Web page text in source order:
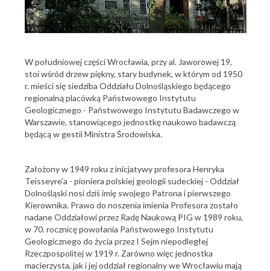
W południowej części Wrocławia, przy al. Jaworowej 19,
stoi wśród drzew piękny, stary budynek, w którym od 1950
r. mieści się siedziba Oddziału Dolnośląskiego będącego
regionalną placówką Państwowego Instytutu
Geologicznego - Państwowego Instytutu Badawczego w
Warszawie, stanowiącego jednostkę naukowo badawczą
będącą w gestii Ministra Środowiska.
Założony w 1949 roku z inicjatywy profesora Henryka
Teisseyre'a - pioniera polskiej geologii sudeckiej - Oddział
Dolnośląski nosi dziś imię swojego Patrona i pierwszego
Kierownika. Prawo do noszenia imienia Profesora zostało
nadane Oddziałowi przez Radę Naukową PIG w 1989 roku,
w 70. rocznicę powołania Państwowego Instytutu
Geologicznego do życia przez I Sejm niepodległej
Rzeczpospolitej w 1919 r. Zarówno więc jednostka
macierzysta, jak i jej oddział regionalny we Wrocławiu mają